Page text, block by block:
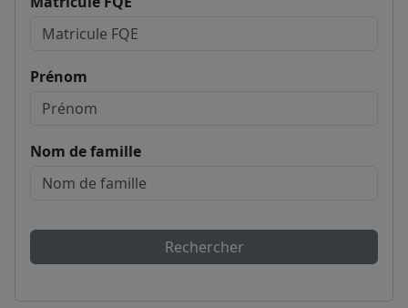
Prénom
Nom de famille
Rechercher